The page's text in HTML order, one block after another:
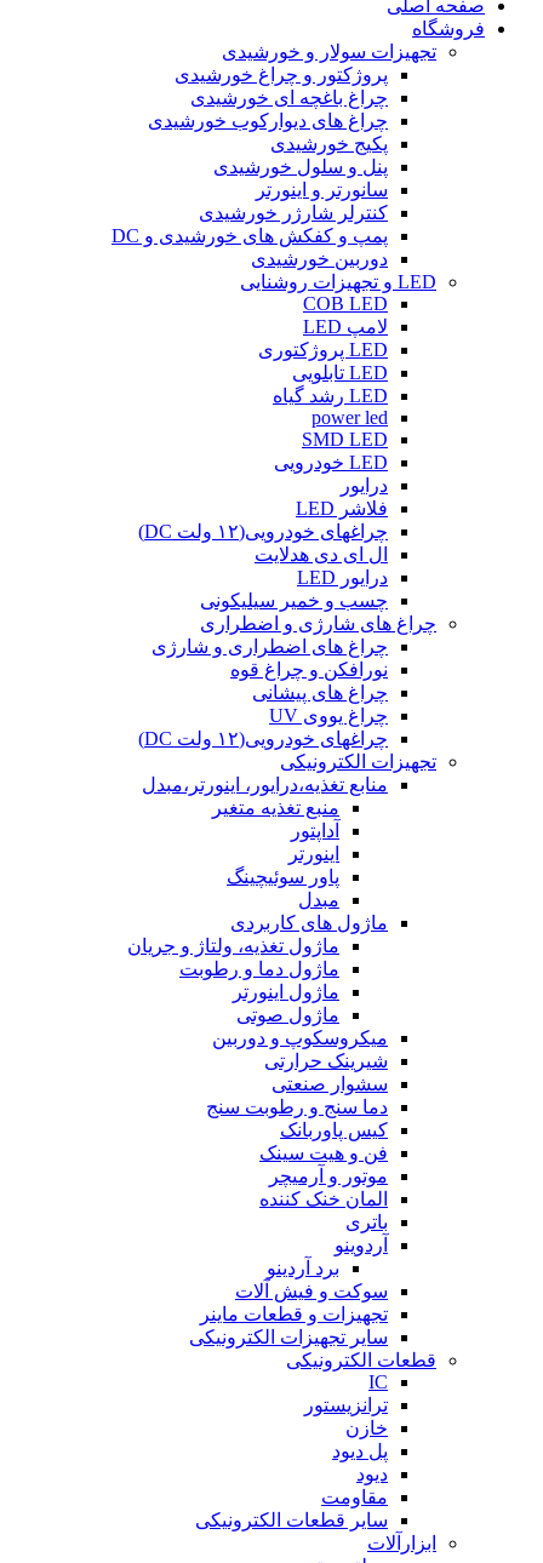
صفحه اصلی
فروشگاه
تجهیزات سولار و خورشیدی
پروژکتور و چراغ خورشیدی
چراغ باغچه ای خورشیدی
چراغ های دیوارکوب خورشیدی
پکیج خورشیدی
پنل و سلول خورشیدی
سانورتر و اینورتر
کنترلر شارژر خورشیدی
پمپ و کفکش های خورشیدی و DC
دوربین خورشیدی
LED و تجهیزات روشنایی
COB LED
لامپ LED
LED پروژکتوری
LED تابلویی
LED رشد گیاه
power led
SMD LED
LED خودرویی
درایور
فلاشر LED
چراغهای خودرویی(۱۲ ولت DC)
ال ای دی هدلایت
درایور LED
چسب و خمیر سیلیکونی
چراغ های شارژی و اضطراری
چراغ های اضطراری و شارژی
نورافکن و چراغ قوه
چراغ های پیشانی
چراغ یووی UV
چراغهای خودرویی(۱۲ ولت DC)
تجهیزات الکترونیکی
منابع تغذیه،درایور، اینورتر،مبدل
منبع تغذیه متغیر
آداپتور
اینورتر
پاور سوئیچینگ
مبدل
ماژول های کاربردی
ماژول تغذیه، ولتاژ و جریان
ماژول دما و رطوبت
ماژول اینورتر
ماژول صوتی
میکروسکوپ و دوربین
شیرینک حرارتی
سشوار صنعتی
دما سنج و رطوبت سنج
کیس پاوربانک
فن و هیت سینک
موتور و آرمیچر
المان خنک کننده
باتری
آردوینو
برد آردینو
سوکت و فیش آلات
تجهیزات و قطعات ماینر
سایر تجهیزات الکترونیکی
قطعات الکترونیکی
IC
ترانزیستور
خازن
پل دیود
دیود
مقاومت
سایر قطعات الکترونیکی
ابزارآلات